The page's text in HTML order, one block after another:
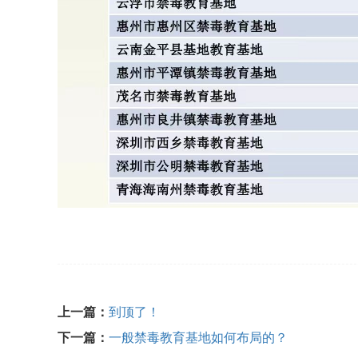
上一篇： 到顶了！
下一篇： 一般禁毒教育基地如何布局的？